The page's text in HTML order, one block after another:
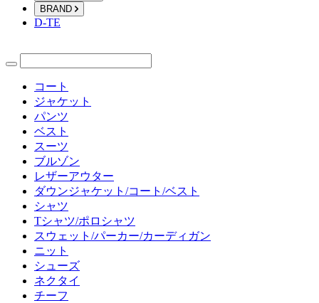
BRAND
D-TE
コート
ジャケット
パンツ
ベスト
スーツ
ブルゾン
レザーアウター
ダウンジャケット/コート/ベスト
シャツ
Tシャツ/ポロシャツ
スウェット/パーカー/カーディガン
ニット
シューズ
ネクタイ
チーフ